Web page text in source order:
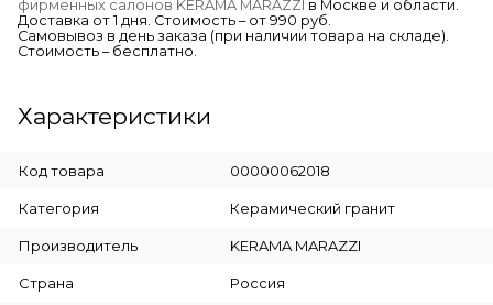
фирменных салонов KERAMA MARAZZI в Москве и области.
Доставка от 1 дня. Стоимость – от 990 руб.
Самовывоз в день заказа (при наличии товара на складе).
Стоимость – бесплатно.
Характеристики
Код товара 00000062018
Категория Керамический гранит
Производитель KERAMA MARAZZI
Страна Россия